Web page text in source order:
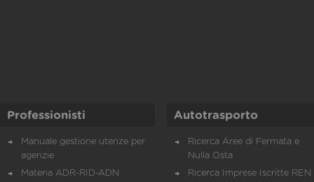
Professionisti
Manuale gestione utenze per
agenzie
Materia ADR-RID-ADN
Autotrasporto
Ricerca Aree di Fermata e
Nulla Osta
Ricerca Imprese Iscritte REN